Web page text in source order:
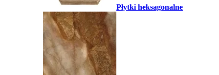
Płytki heksagonalne